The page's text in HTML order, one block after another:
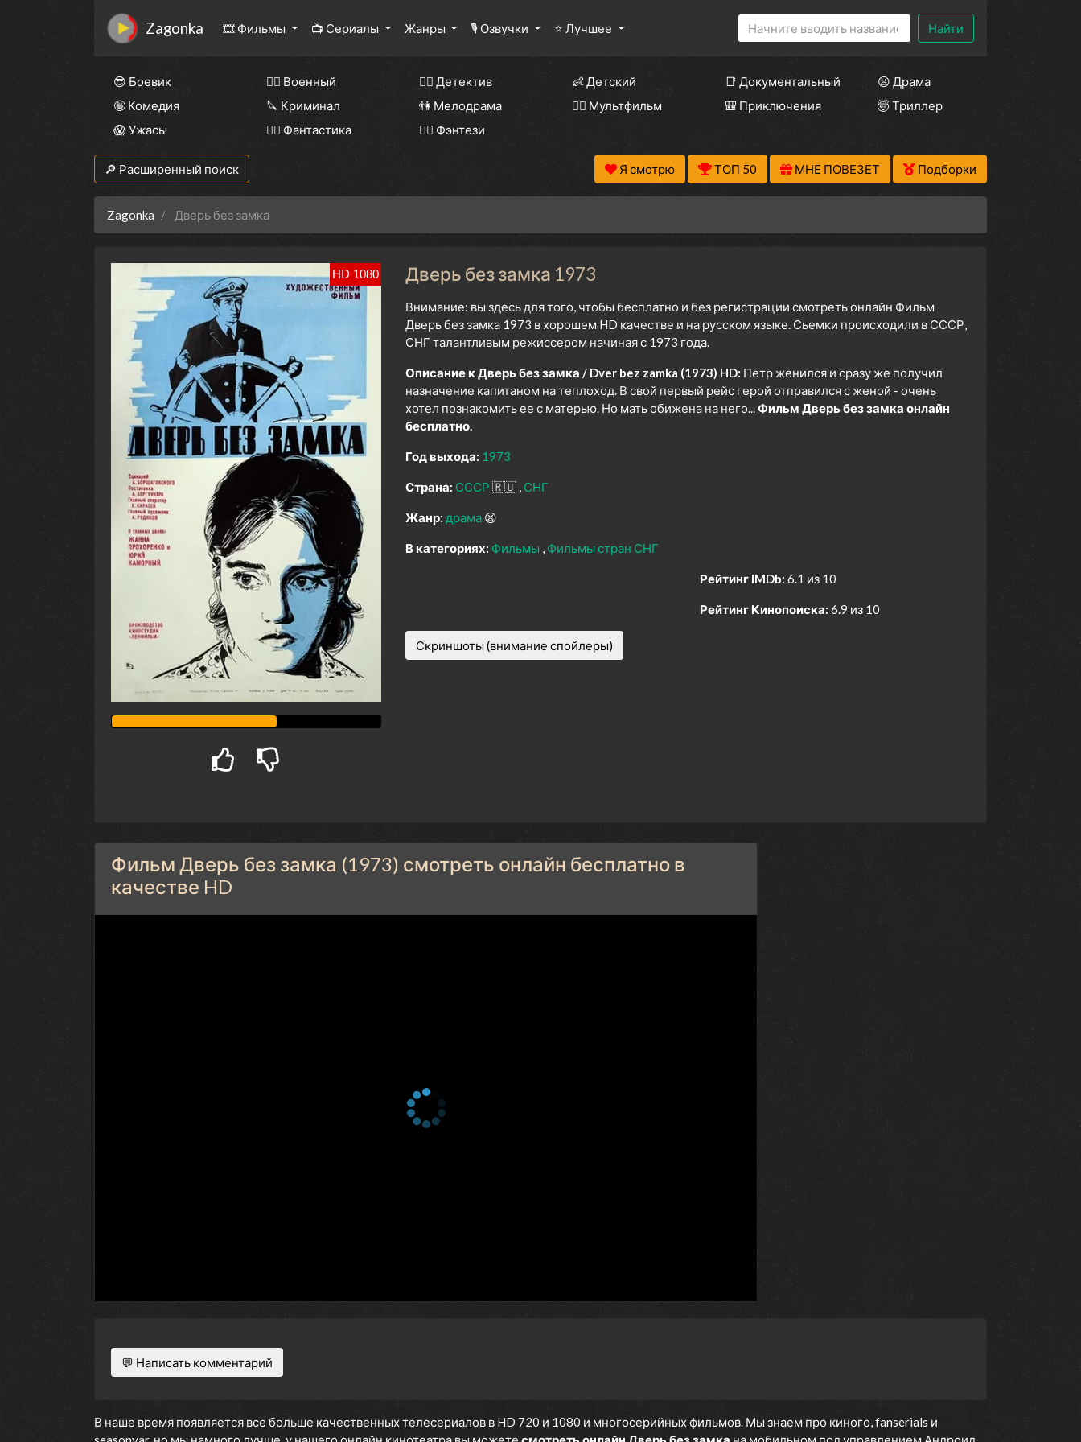
Zagonka 🎞 Фильмы 📺 Сериалы Жанры 🎙 Озвучки ⭐ Лучшее Найти
😎 Боевик 👨‍✈️ Военный 🕵️‍♂️ Детектив 👶 Детский 📑 Документальный
😫 Драма
🤪 Комедия
🔪 Криминал 👫 Мелодрама 🧚‍♀️ Мультфильм 🎒 Приключения
🤯 Триллер
😱 Ужасы
🧙‍♀️ Фантастика 🧝‍♂️ Фэнтези
🔎 Расширенный поиск Я смотрю ТОП 50 МНЕ ПОВЕЗЕТ Подборки
Zagonka Дверь без замка
HD 1080 Дверь без замка 1973
Внимание: вы здесь для того, чтобы бесплатно и без регистрации смотреть онлайн Фильм
Дверь без замка 1973 в хорошем HD качестве и на русском языке. Сьемки происходили в СССР,
СНГ талантливым режиссером начиная с 1973 года.
Описание к Дверь без замка / Dver bez zamka (1973) HD: Петр женился и сразу же получил
назначение капитаном на теплоход. В свой первый рейс герой отправился с женой - очень
хотел познакомить ее с матерью. Но мать обижена на него...Фильм Дверь без замка онлайн
бесплатно.
Год выхода: 1973
Страна: СССР 🇷🇺 СНГ
Жанр: драма 😫
В категориях: Фильмы Фильмы стран СНГ
Рейтинг IMDb: 6.1 из 10
Рейтинг Кинопоиска: 6.9 из 10
Скриншоты (внимание спойлеры)
Фильм Дверь без замка (1973) смотреть онлайн бесплатно в
качестве HD
💬 Написать комментарий
В наше время появляется все больше качественных телесериалов в HD 720 и 1080 и многосерийных фильмов. Мы знаем про киного, fanserials и